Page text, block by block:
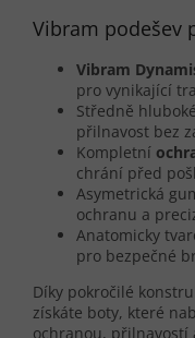
Vibram podešev
Vibram
pro vynikající
Středně
přilnavost bez
Kompletní
chrání před
Asymetrická
ochranu a
Anatomicky
pro bezpečné
Díky pokročilé
získáte boty, které
ochranou, přilnavostí